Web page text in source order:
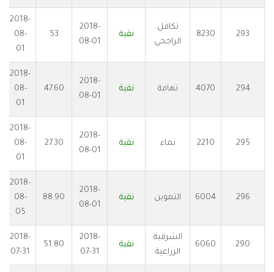
293
8230
تكافل
الراجحي
نقية
2018-
08-01
53
2018-
08-
01
294
4070 تهامة نقية
2018-
08-01
47.60
2018-
08-
01
295
2210 نماء نقية
2018-
08-01
27.30
2018-
08-
01
296
6004 التموين نقية
2018-
08-01
88.90
2018-
08-
05
290
6060
الشرقية
الزراعية
نقية
2018-
07-31
51.80
2018-
07-31